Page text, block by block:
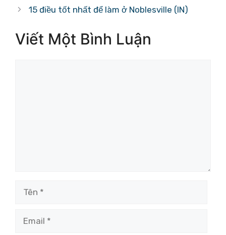
15 điều tốt nhất để làm ở Noblesville (IN)
Viết Một Bình Luận